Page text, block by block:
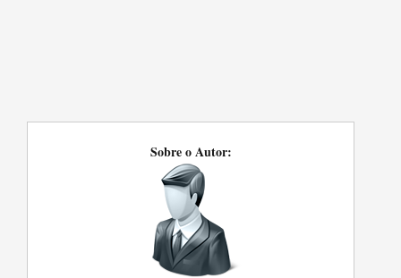
Sobre o Autor: